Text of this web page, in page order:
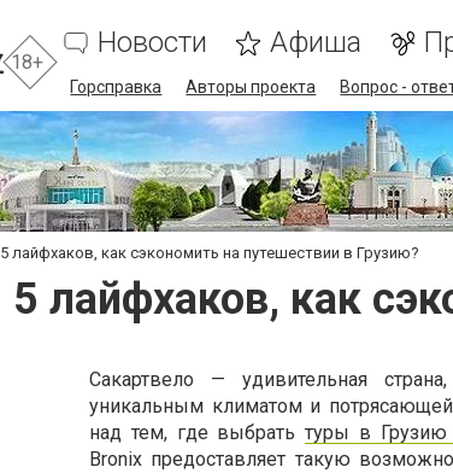
18+
Новости Афиша
Горсправка Авторы проекта Вопрос -
5 лайфхаков, как сэкономить на путешествии в Грузию?
5 лайфхаков, как
Сакартвело — удивительная
уникальным климатом и
над тем, где выбрать туры в
Bronix предоставляет такую